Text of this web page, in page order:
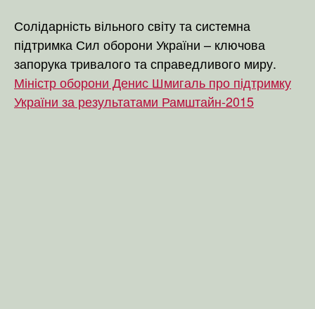
Солідарність вільного світу та системна
підтримка Сил оборони України – ключова
запорука тривалого та справедливого миру.
Міністр оборони Денис Шмигаль про підтримку
України за результатами Рамштайн-2015